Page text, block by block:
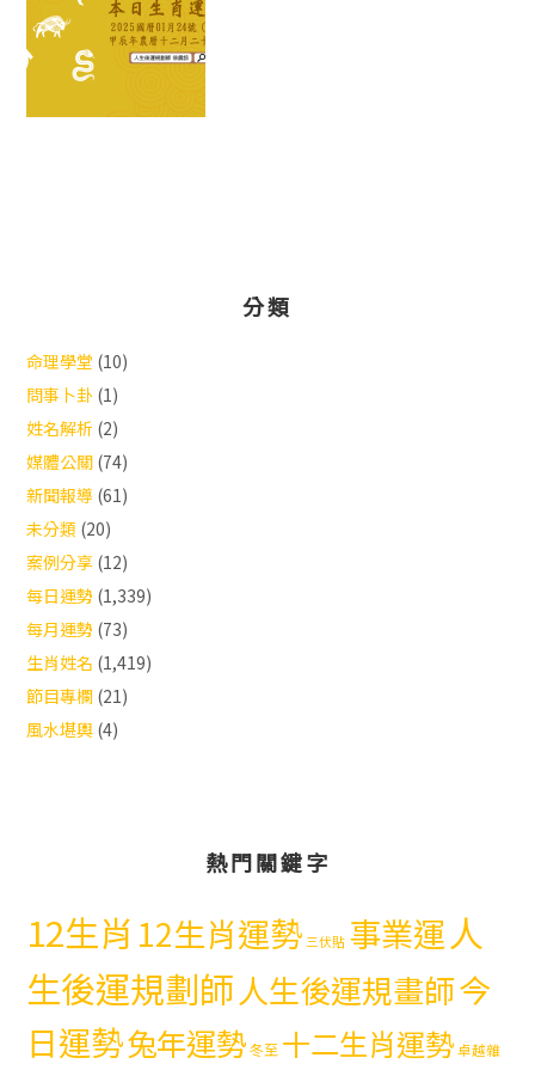
分類
命理學堂 (10)
問事卜卦 (1)
姓名解析 (2)
媒體公關 (74)
新聞報導 (61)
未分類 (20)
案例分享 (12)
每日運勢 (1,339)
每月運勢 (73)
生肖姓名 (1,419)
節目專欄 (21)
風水堪輿 (4)
熱門關鍵字
12生肖 12生肖運勢 三伏貼 事業運人
生後運規劃師人生後運規畫師今
日運勢兔年運勢冬至 十二生肖運勢 卓越雜